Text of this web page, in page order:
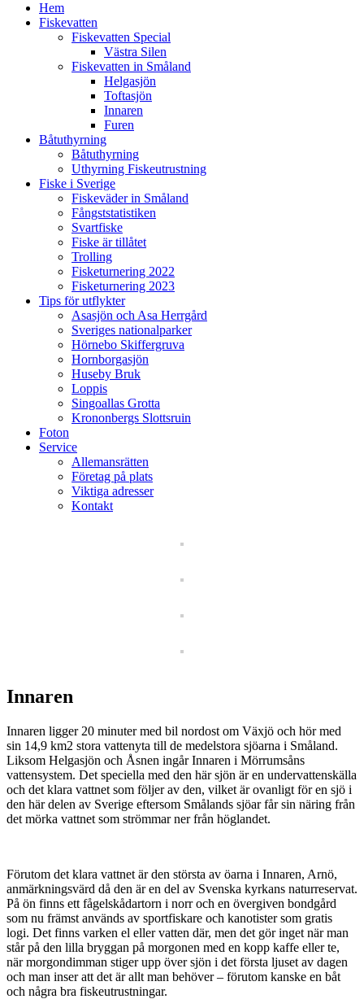
Hem
Fiskevatten
Fiskevatten Special
Västra Silen
Fiskevatten in Småland
Helgasjön
Toftasjön
Innaren​
Furen
Båtuthyrning
Båtuthyrning
Uthyrning Fiskeutrustning
Fiske i Sverige
Fiskeväder in Småland
Fångststatistiken
Svartfiske
Fiske är tillåtet
Trolling
Fisketurnering 2022
Fisketurnering 2023
Tips för utflykter
Asasjön och Asa Herrgård​
Sveriges nationalparker
Hörnebo Skiffergruva
Hornborgasjön
Huseby Bruk​
Loppis
Singoallas Grotta
Krononbergs Slottsruin​
Foton
Service
Allemansrätten
Företag på plats
Viktiga adresser
Kontakt
Innaren
Innaren ligger 20 minuter med bil nordost om Växjö och hör med
sin 14,9 km2 stora vattenyta till de medelstora sjöarna i Småland.
Liksom Helgasjön och Åsnen ingår Innaren i Mörrumsåns
vattensystem. Det speciella med den här sjön är en undervattenskälla
och det klara vattnet som följer av den, vilket är ovanligt för en sjö i
den här delen av Sverige eftersom Smålands sjöar får sin näring från
det mörka vattnet som strömmar ner från höglandet.
Förutom det klara vattnet är den största av öarna i Innaren, Arnö,
anmärkningsvärd då den är en del av Svenska kyrkans naturreservat.
På ön finns ett fågelskådartorn i norr och en övergiven bondgård
som nu främst används av sportfiskare och kanotister som gratis
logi. Det finns varken el eller vatten där, men det gör inget när man
står på den lilla bryggan på morgonen med en kopp kaffe eller te,
när morgondimman stiger upp över sjön i det första ljuset av dagen
och man inser att det är allt man behöver – förutom kanske en båt
och några bra fiskeutrustningar.